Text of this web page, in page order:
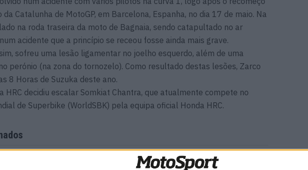
da Catalunha de MotoGP, em Barcelona, Espanha, no dia 17 de maio. Na
na roda traseira da moto de Bagnaia, sendo catapultado no ar
acidente que a princípio se receou fosse ainda mais grave.
sofreu uma lesão ligamentar no joelho esquerdo, além de uma
perónio (na zona do tornozelo). Como resultado destas lesões, Zarco
8 Horas de Suzuka deste ano.
HRC decidiu escalar Somkiat Chantra, que atualmente compete no
de Superbike (WorldSBK) pela equipa oficial Honda HRC.
MotoGP: Álex Rins afasta